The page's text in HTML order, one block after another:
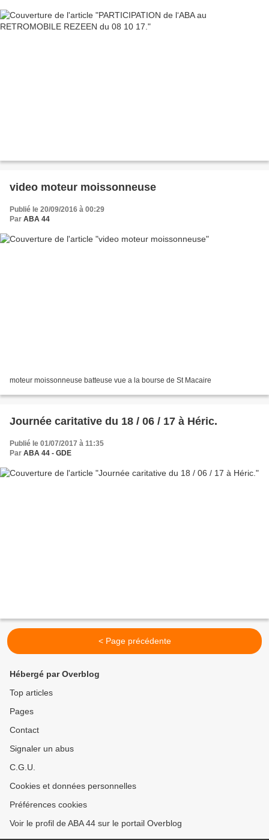
video moteur moissonneuse
Publié le 20/09/2016 à 00:29
Par ABA 44
moteur moissonneuse batteuse vue a la bourse de St Macaire
Journée caritative du 18 / 06 / 17 à Héric.
Publié le 01/07/2017 à 11:35
Par ABA 44 - GDE
< Page précédente
Hébergé par Overblog
Top articles
Pages
Contact
Signaler un abus
C.G.U.
Cookies et données personnelles
Préférences cookies
Voir le profil de ABA 44 sur le portail Overblog